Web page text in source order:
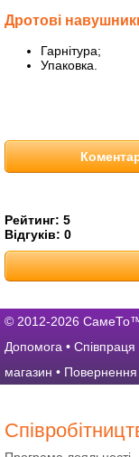
Дротові
Гарнітура;
Упаковка.
Рейтинг: 5
Відгуків: 0
© 2012-2026
Допомога •
магазин • Повернення